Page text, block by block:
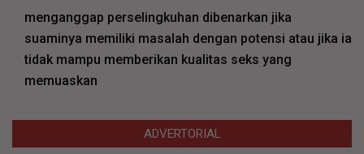
menganggap perselingkuhan dibenarkan jika
suaminya memiliki masalah dengan potensi atau jika ia
tidak mampu memberikan kualitas seks yang
memuaskan
ADVERTORIAL